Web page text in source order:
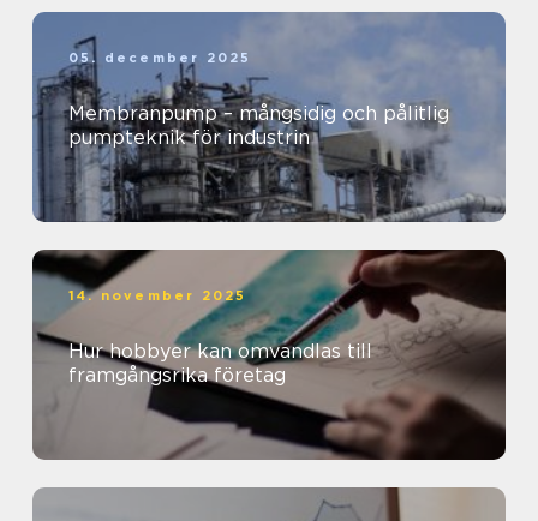
05. december 2025
Membranpump – mångsidig och pålitlig
pumpteknik för industrin
14. november 2025
Hur hobbyer kan omvandlas till
framgångsrika företag